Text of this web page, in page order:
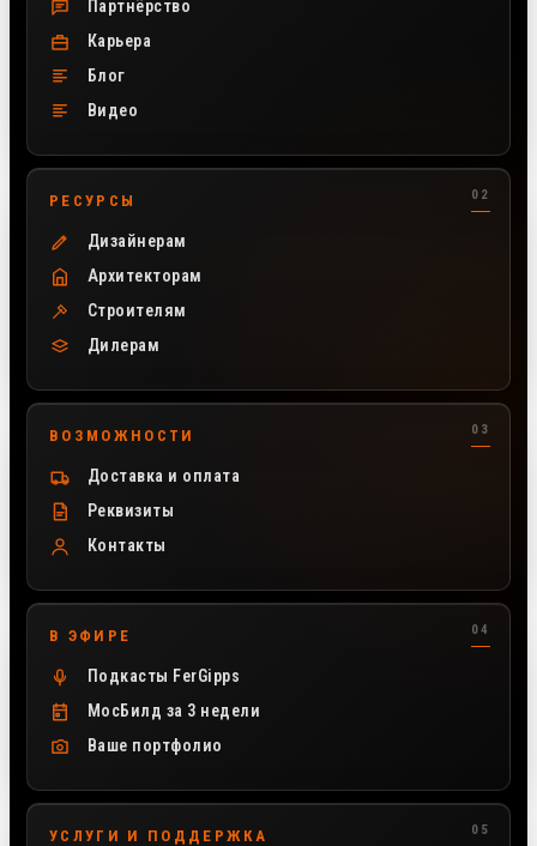
Партнёрство
Карьера
Блог
Видео
РЕСУРСЫ
Дизайнерам
Архитекторам
Строителям
Дилерам
ВОЗМОЖНОСТИ
Доставка и оплата
Реквизиты
Контакты
В ЭФИРЕ
Подкасты FerGipps
МосБилд за 3 недели
Ваше портфолио
УСЛУГИ И ПОДДЕРЖКА